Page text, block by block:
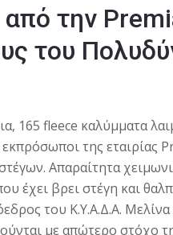
την
του
165 fleece καλύμματα
της εταιρίας
Απαραίτητα
έχει βρει στέγη και
του Κ.Υ.Α.Δ.Α.
με απώτερο στόχο